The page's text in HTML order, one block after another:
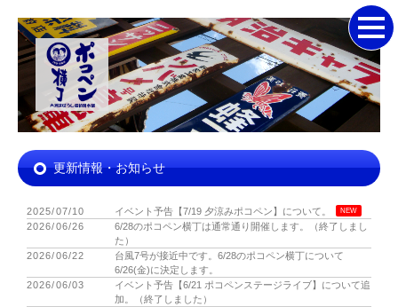
更新情報・お知らせ
2025/07/10 イベント予告【7/19 夕涼みポコペン】について。 NEW
2026/06/26
6/28のポコペン横丁は通常通り開催します。（終了しまし
た）
2026/06/22
台風7号が接近中です。6/28のポコペン横丁について
6/26(金)に決定します。
2026/06/03
イベント予告【6/21 ポコペンステージライブ】について追
加。（終了しました）